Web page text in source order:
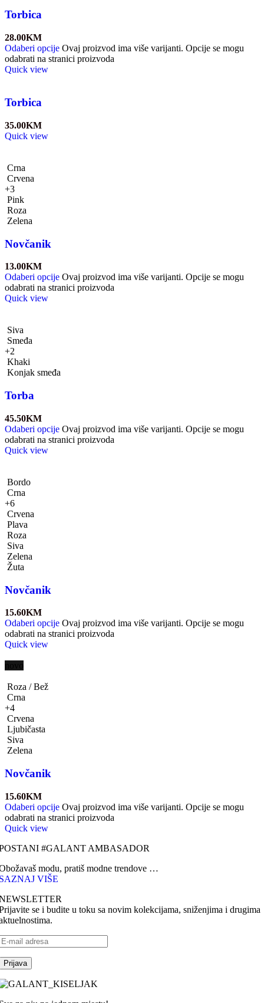
Torbica
28.00KM
Odaberi opcije Ovaj proizvod ima više varijanti. Opcije se mogu
odabrati na stranici proizvoda
Quick view
Torbica
35.00KM
Quick view
Crna
Crvena
+3
Pink
Roza
Zelena
Novčanik
13.00KM
Odaberi opcije Ovaj proizvod ima više varijanti. Opcije se mogu
odabrati na stranici proizvoda
Quick view
Siva
Smeđa
+2
Khaki
Konjak smeđa
Torba
45.50KM
Odaberi opcije Ovaj proizvod ima više varijanti. Opcije se mogu
odabrati na stranici proizvoda
Quick view
Bordo
Crna
+6
Crvena
Plava
Roza
Siva
Zelena
Žuta
Novčanik
15.60KM
Odaberi opcije Ovaj proizvod ima više varijanti. Opcije se mogu
odabrati na stranici proizvoda
Quick view
Roza / Bež
Crna
+4
Crvena
Ljubičasta
Siva
Zelena
Novčanik
15.60KM
Odaberi opcije Ovaj proizvod ima više varijanti. Opcije se mogu
odabrati na stranici proizvoda
Quick view
#GALANT AMBASADOR
modu, pratiš modne trendove …
VIŠE
se i budite u toku sa novim kolekcijama, sniženjima i drugima